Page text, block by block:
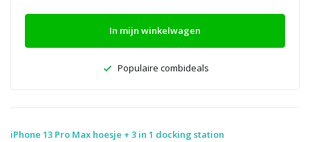
In mijn winkelwagen
Populaire combideals
iPhone 13 Pro Max hoesje + 3 in 1 docking station